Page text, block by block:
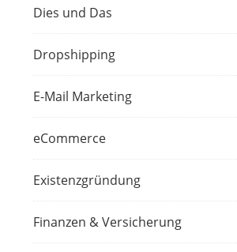
Dies und Das
Dropshipping
E-Mail Marketing
eCommerce
Existenzgründung
Finanzen & Versicherung